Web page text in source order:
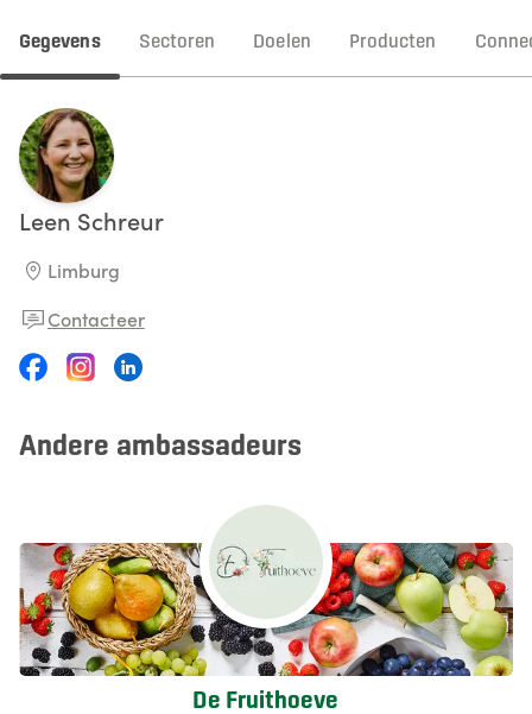
Gegevens Sectoren Doelen Producten
Leen Schreur
Limburg
Contacteer
Andere ambassadeurs
De Fruithoeve